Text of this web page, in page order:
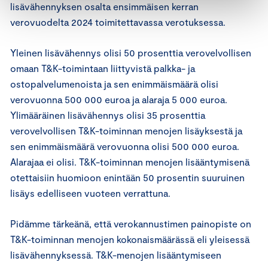
lisävähennyksen osalta ensimmäisen kerran
verovuodelta 2024 toimitettavassa verotuksessa.
Yleinen lisävähennys olisi 50 prosenttia verovelvollisen
omaan T&K-toimintaan liittyvistä palkka- ja
ostopalvelumenoista ja sen enimmäismäärä olisi
verovuonna 500 000 euroa ja alaraja 5 000 euroa.
Ylimääräinen lisävähennys olisi 35 prosenttia
verovelvollisen T&K-toiminnan menojen lisäyksestä ja
sen enimmäismäärä verovuonna olisi 500 000 euroa.
Alarajaa ei olisi. T&K-toiminnan menojen lisääntymisenä
otettaisiin huomioon enintään 50 prosentin suuruinen
lisäys edelliseen vuoteen verrattuna.
Pidämme tärkeänä, että verokannustimen painopiste on
T&K-toiminnan menojen kokonaismäärässä eli yleisessä
lisävähennyksessä. T&K-menojen lisääntymiseen